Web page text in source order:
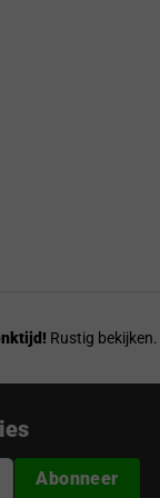
Rustig bekijken.
Abonneer